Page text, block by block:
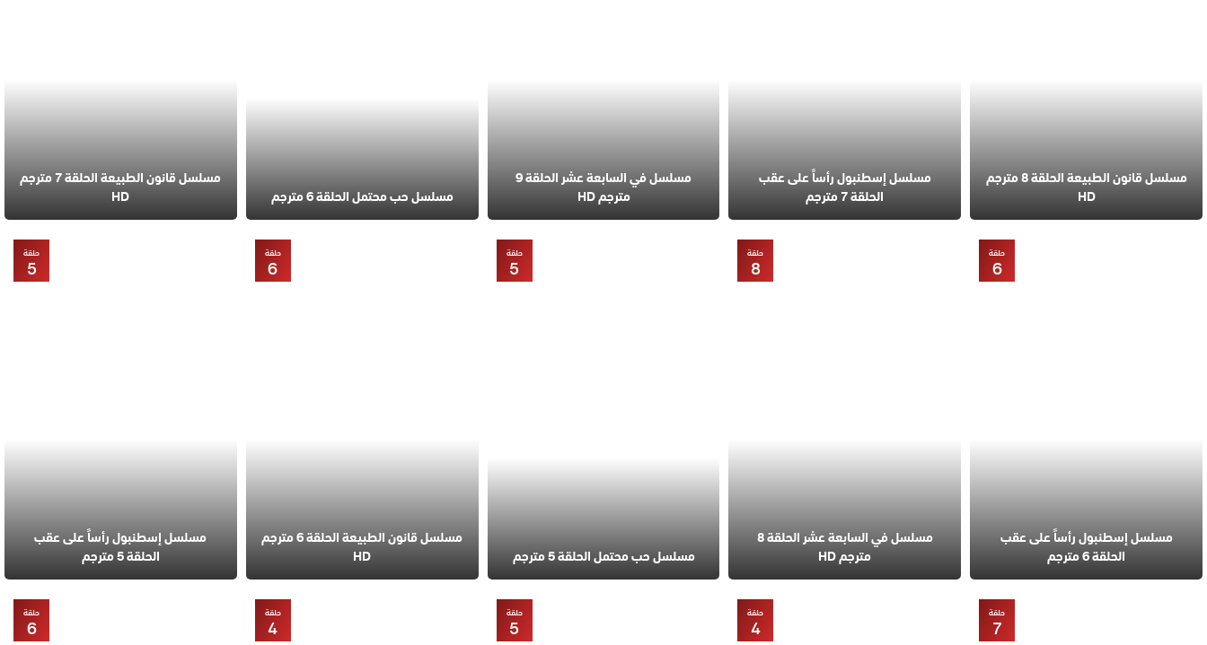
مسلسل قانون الطبيعة الحلقة 8 مترجم
HD
مسلسل إسطنبول رأساً على عقب
الحلقة 7 مترجم
مسلسل في السابعة عشر الحلقة 9
مترجم HD
مسلسل حب محتمل الحلقة 6 مترجم
مسلسل قانون الطبيعة الحلقة 7 مترجم
HD
مسلسل إسطنبول رأساً على عقب
الحلقة 6 مترجم
حلقة
6
مسلسل في السابعة عشر الحلقة 8
مترجم HD
حلقة
8
مسلسل حب محتمل الحلقة 5 مترجم
حلقة
5
مسلسل قانون الطبيعة الحلقة 6 مترجم
HD
حلقة
6
مسلسل إسطنبول رأساً على عقب
الحلقة 5 مترجم
حلقة
5
حلقة
7
حلقة
4
حلقة
5
حلقة
4
حلقة
6